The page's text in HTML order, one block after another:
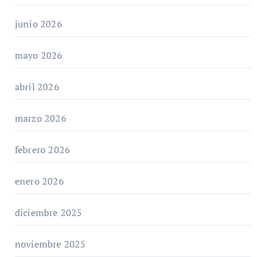
junio 2026
mayo 2026
abril 2026
marzo 2026
febrero 2026
enero 2026
diciembre 2025
noviembre 2025